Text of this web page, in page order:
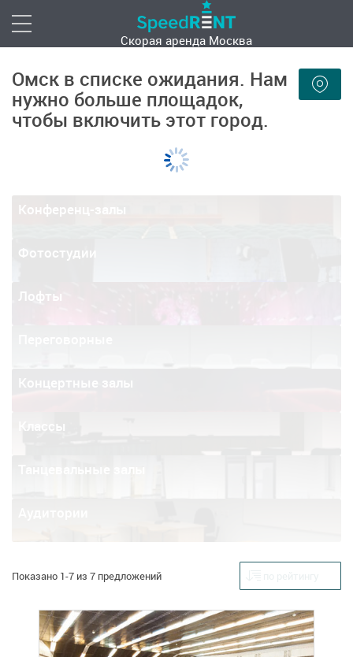
Скорая аренда Москва
Омск в списке ожидания. Нам
нужно больше площадок,
чтобы включить этот город.
Конференц-залы
Фотостудии
Лофты
Классы
Показано 1-7 из 7 предложений